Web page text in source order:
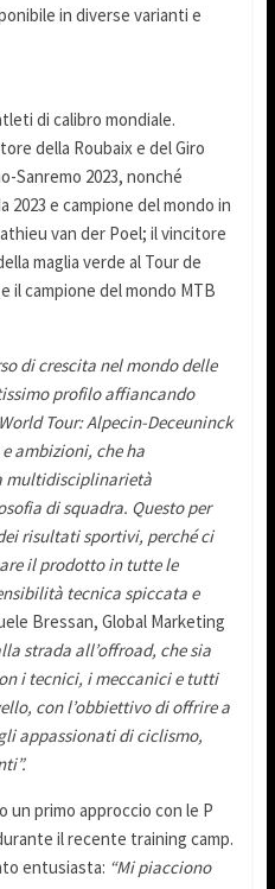
in diverse varianti e
di calibro mondiale.
della Roubaix e del Giro
Sanremo 2023, nonché
2023 e campione del mondo in
van der Poel; il vincitore
maglia verde al Tour de
il campione del mondo MTB
di crescita nel mondo delle
profilo affiancando
Tour: Alpecin-Deceuninck
ambizioni, che ha
multidisciplinarietà
di squadra. Questo per
risultati sportivi, perché ci
il prodotto in tutte le
tecnica spiccata e
Bressan, Global Marketing
strada all’offroad, che sia
i tecnici, i meccanici e tutti
con l’obbiettivo dioffrire a
appassionati di ciclismo,
un primo approccio con le P
il recente training camp.
entusiasta: “Mi piacciono